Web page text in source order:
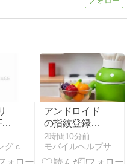
デバイスキング.com
アンドロイド
の指紋登録を
完全解説！で
きない時の解
決策も
2時間10分前